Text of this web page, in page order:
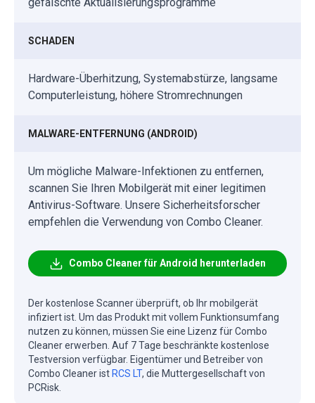
SCHADEN
Hardware-Überhitzung, Systemabstürze, langsame
Computerleistung, höhere Stromrechnungen
MALWARE-ENTFERNUNG (ANDROID)
Um mögliche Malware-Infektionen zu entfernen,
scannen Sie Ihren Mobilgerät mit einer legitimen
Antivirus-Software. Unsere Sicherheitsforscher
empfehlen die Verwendung von Combo Cleaner.
Combo Cleaner für Android herunterladen
Der kostenlose Scanner überprüft, ob Ihr mobilgerät
infiziert ist. Um das Produkt mit vollem Funktionsumfang
nutzen zu können, müssen Sie eine Lizenz für Combo
Cleaner erwerben. Auf 7 Tage beschränkte kostenlose
Testversion verfügbar. Eigentümer und Betreiber von
Combo Cleaner ist RCS LT, die Muttergesellschaft von
PCRisk.